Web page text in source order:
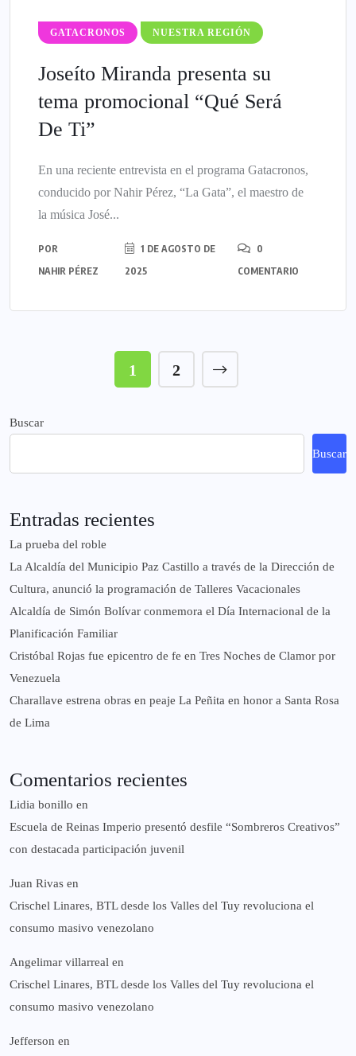
GATACRONOS NUESTRA REGIÓN
Joseíto Miranda presenta su
tema promocional “Qué Será
De Ti”
En una reciente entrevista en el programa Gatacronos,
conducido por Nahir Pérez, “La Gata”, el maestro de
la música José...
POR
NAHIR PÉREZ
1 DE AGOSTO DE
2025
0
COMENTARIO
1 2
Buscar
Buscar
Entradas recientes
La prueba del roble
La Alcaldía del Municipio Paz Castillo a través de la Dirección de
Cultura, anunció la programación de Talleres Vacacionales
Alcaldía de Simón Bolívar conmemora el Día Internacional de la
Planificación Familiar
Cristóbal Rojas fue epicentro de fe en Tres Noches de Clamor por
Venezuela
Charallave estrena obras en peaje La Peñita en honor a Santa Rosa
de Lima
Comentarios recientes
Lidia bonillo en
Escuela de Reinas Imperio presentó desfile “Sombreros Creativos”
con destacada participación juvenil
Juan Rivas en
Crischel Linares, BTL desde los Valles del Tuy revoluciona el
consumo masivo venezolano
Angelimar villarreal en
Crischel Linares, BTL desde los Valles del Tuy revoluciona el
consumo masivo venezolano
Jefferson en